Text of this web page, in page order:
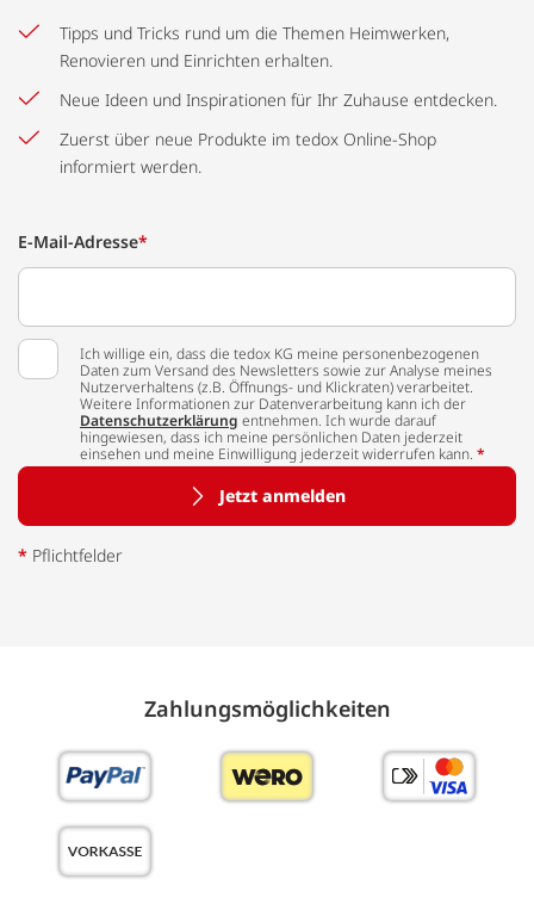
Tipps und Tricks rund um die Themen Heimwerken,
Renovieren und Einrichten erhalten.
Neue Ideen und Inspirationen für Ihr Zuhause entdecken.
Zuerst über neue Produkte im tedox Online-Shop
informiert werden.
E-Mail-Adresse*
Ich willige ein, dass die tedox KG meine personenbezogenen
Daten zum Versand des Newsletters sowie zur Analyse meines
Nutzerverhaltens (z.B. Öffnungs- und Klickraten) verarbeitet.
Weitere Informationen zur Datenverarbeitung kann ich der
Datenschutzerklärung entnehmen. Ich wurde darauf
hingewiesen, dass ich meine persönlichen Daten jederzeit
einsehen und meine Einwilligung jederzeit widerrufen kann. *
Jetzt anmelden
* Pflichtfelder
Zahlungs­möglich­keiten